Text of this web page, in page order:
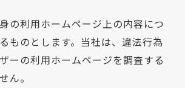
の利用ホームページ上の内容につ
ものとします。当社は、違法行為
ーの利用ホームページを調査する
ん。